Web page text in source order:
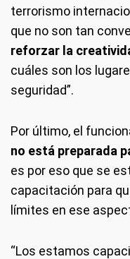
terrorismo
que no son tan
reforzar la
cuáles son los
seguridad”.
Por último, el
no está preparada
es por eso que se
capacitación para
límites en ese
“Los estamos